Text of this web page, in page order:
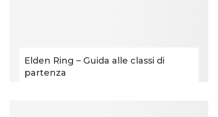
Elden Ring – Guida alle classi di
partenza